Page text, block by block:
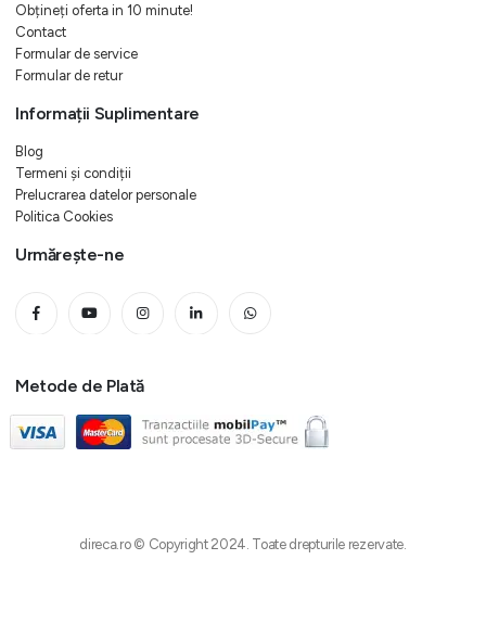
Obțineți oferta in 10 minute!
Contact
Formular de service
Formular de retur
Informații Suplimentare
Blog
Termeni și condiții
Prelucrarea datelor personale
Politica Cookies
Urmărește-ne
Metode de Plată
direca.ro © Copyright 2024. Toate drepturile rezervate.